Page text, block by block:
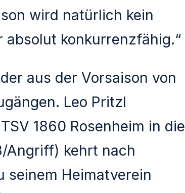
wird natürlich kein
absolut konkurrenzfähig.“
aus der Vorsaison von
Leo Pritzl
1860 Rosenheim in die
Angriff) kehrt nach
seinem Heimatverein